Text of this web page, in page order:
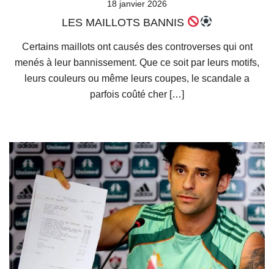
18 janvier 2026
LES MAILLOTS BANNIS
Certains maillots ont causés des controverses qui ont
menés à leur bannissement. Que ce soit par leurs motifs,
leurs couleurs ou même leurs coupes, le scandale a
parfois coûté cher […]